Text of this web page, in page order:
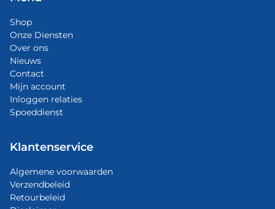
Shop
Onze Diensten
Over ons
Nieuws
Contact
Mijn account
Inloggen relaties
Spoeddienst
Klantenservice
Algemene voorwaarden
Verzendbeleid
Retourbeleid